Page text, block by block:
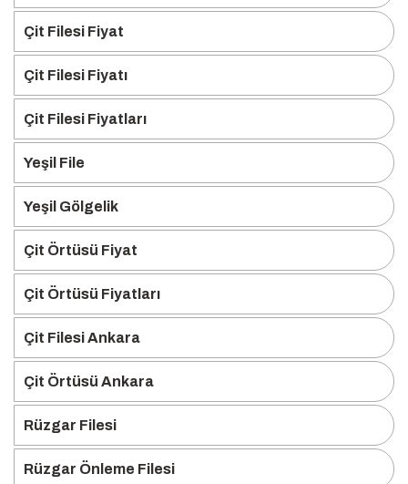
Çit Filesi Fiyat
Çit Filesi Fiyatı
Çit Filesi Fiyatları
Yeşil File
Yeşil Gölgelik
Çit Örtüsü Fiyat
Çit Örtüsü Fiyatları
Çit Filesi Ankara
Çit Örtüsü Ankara
Rüzgar Filesi
Rüzgar Önleme Filesi